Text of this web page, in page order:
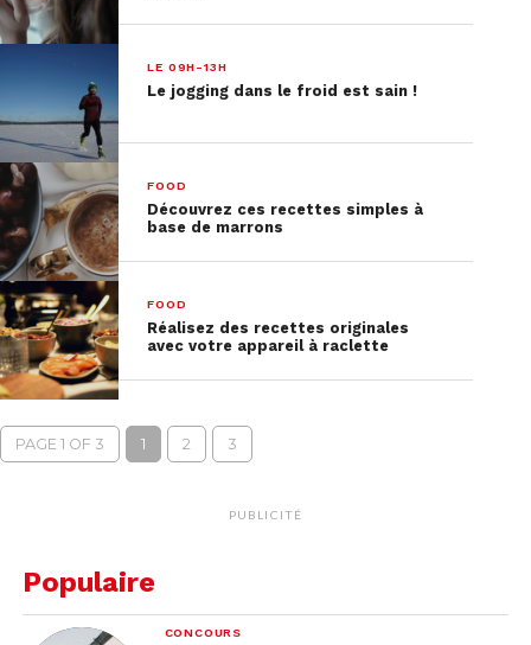
LE 09H-13H
Le jogging dans le froid est sain !
FOOD
Découvrez ces recettes simples à
base de marrons
FOOD
Réalisez des recettes originales
avec votre appareil à raclette
PAGE 1 OF 3 1 2 3
PUBLICITÉ
Populaire
CONCOURS